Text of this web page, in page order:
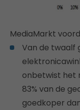
MediaMarkt
Van de twaalf
onbetwist het
83% van de
goedkoper